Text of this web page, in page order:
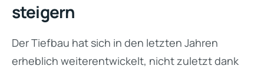
steigern
Der Tiefbau hat sich in den letzten Jahren
erheblich weiterentwickelt, nicht zuletzt dank